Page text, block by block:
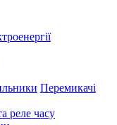
Перемикачі
реле часу